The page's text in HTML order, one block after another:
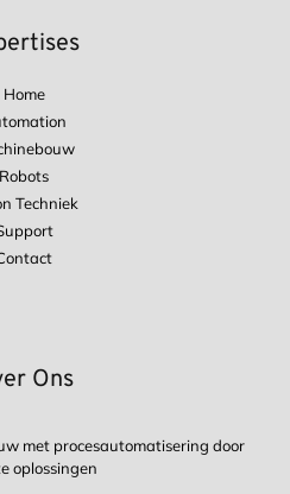
Home
Robots
Techniek
Ons
met procesautomatisering door
oplossingen